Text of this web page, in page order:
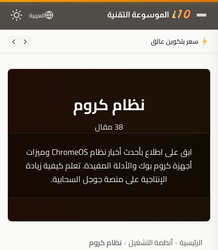
العربية
نظام كروم
38 مقال
ابق على اطلاع بأحدث أخبار نظام ChromeOS وميزات
أجهزة كروم بوك والأدلة المفيدة. تعلم كيفية زيادة
الإنتاجية على منصة جوجل السحابية.
الرئيسية ›أنظمة التشغيل › نظام كروم